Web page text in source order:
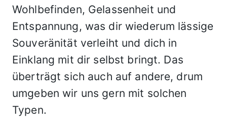
Wohlbefinden, Gelassenheit und
Entspannung, was dir wiederum lässige
Souveränität verleiht und dich in
Einklang mit dir selbst bringt. Das
überträgt sich auch auf andere, drum
umgeben wir uns gern mit solchen
Typen.